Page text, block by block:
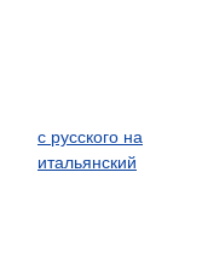
с русского на
итальянский